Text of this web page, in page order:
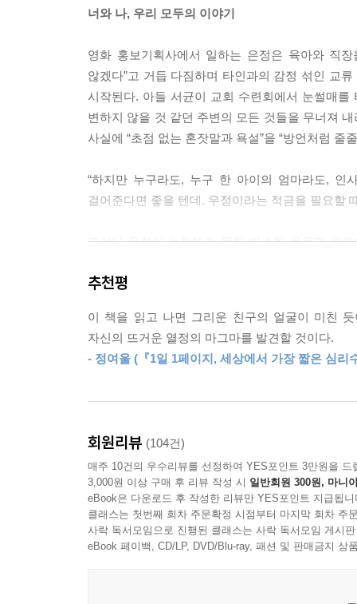
같아지겠다는 게 아니고 상처받을 준비가 됐다는
는 사람들을 볼 때마다 나는 측은해하는 눈길을 받
--- pp.158-159
나는 그저 퍽퍽하고 재미없는 사람이 됐고, 건강
장들이 어딘가에 조금이라도 실용적인 도움이 되
을 사는 방법조차 모른다는 사실을 들킬까 봐 겁
하고 싶은 말은 고맙다는 말이었는데.
--- pp.163-164
너와 나, 우리 모두의 이야기
영화 홍보기획사에서 일하는 은정은 육아와 직
않겠다”고 거듭 다짐하며 타인과의 감정 섞인 교
시작된다. 아들 서균이 교회 수련회에서 눈썰매
변하지 않을 것 같던 주변의 모든 것들을 무너져
사실에 “초점 없는 혼잣말과 욕설”을 “방언처럼 줄
“하지만 누구라도, 누구 한 아이의 엄마라도, 인
걸어준다면 좋을 텐데. 우정이라는 적금을 필요할
그러나 은정이 눈치채지 못한 따스한 응원과 위
개의 찬란한 태양』을 선물하고는 8개월 전 마지
뿐이었고, 겨우 자리에서 일어나 아이 엉덩이를
상태”로 ‘속이 터진다 ㅅㅂㅅㅂ’ 같은 글을 썼고,
뿌리를 갖고 있다. 지금은 연락이 끊긴 대학 동
‘우정’에 바라는 기대와 허상, 실망과 환멸
그리고 그것을 다시 회복해가려는 마음
이어 서균과 한반인 딸 율아를 둔 진경과, 그의 친
진학해서도 살가운 관계를 유지했다. 진경이 직
출판기획자가 되어 페이스북에서 다시 만난다.
추천평
이 책을 읽고 나면 그리운 친구의 얼굴이 미친
자신의 뜨거운 열정의 마그마를 발견할 것이다.
- 정여울 (『1일 1페이지, 세상에서 가장 짧은 심리
회원리뷰 (104건)
매주 10건의 우수리뷰를 선정하여 YES포인트 3만원을 드
3,000원 이상 구매 후 리뷰 작성 시 일반회원 300원, 마니
eBook은 다운로드 후 작성한 리뷰만 YES포인트 지급됩니
클래스는 첫번째 회차 주문확정 시점부터 마지막 회차 주
사락 독서모임으로 진행된 클래스는 사락 독서모임 게시
eBook 페이백, CD/LP, DVD/Blu-ray, 패션 및 판매금지 상